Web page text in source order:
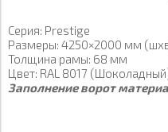
Серия: Prestige
Размеры: 4250×2000 мм
Толщина рамы: 68 мм
Цвет: RAL 8017
Заполнение ворот